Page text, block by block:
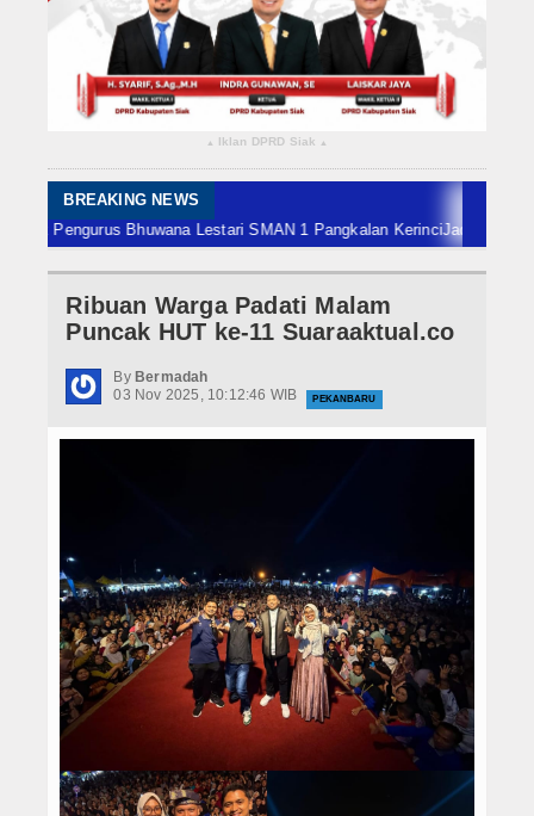
Indragiri Hulu
Kuansing
Siak
Nasional
Hukrim
Berita Foto
Budaya & Pariwisata
Ekbis
Olahraga
▴ Iklan DPRD Siak ▴
BREAKING NEWS
Bhuwana Lestari SMAN 1 Pangkalan KerinciJadi Finalis ADLG
Ribuan Warga Padati Malam
Puncak HUT ke-11 Suaraaktual.co
By Bermadah
03 Nov 2025, 10:12:46 WIB
PEKANBARU